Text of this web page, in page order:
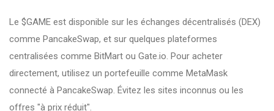
Le $GAME est disponible sur les échanges décentralisés (DEX)
comme PancakeSwap, et sur quelques plateformes
centralisées comme BitMart ou Gate.io. Pour acheter
directement, utilisez un portefeuille comme MetaMask
connecté à PancakeSwap. Évitez les sites inconnus ou les
offres "à prix réduit".